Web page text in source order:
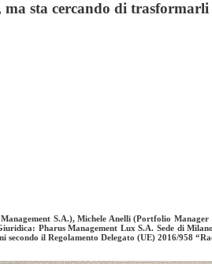
sta cercando di
S.A.), Michele Anelli (Portfolio
Pharus Management Lux S.A. Sede di
il Regolamento Delegato (UE) 2016/958